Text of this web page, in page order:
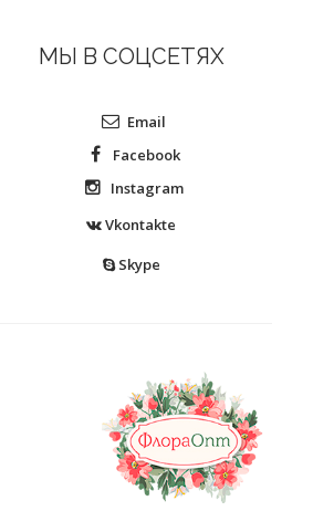
МЫ В СОЦСЕТЯХ
Email
Facebook
Instagram
Vkontakte
Skype